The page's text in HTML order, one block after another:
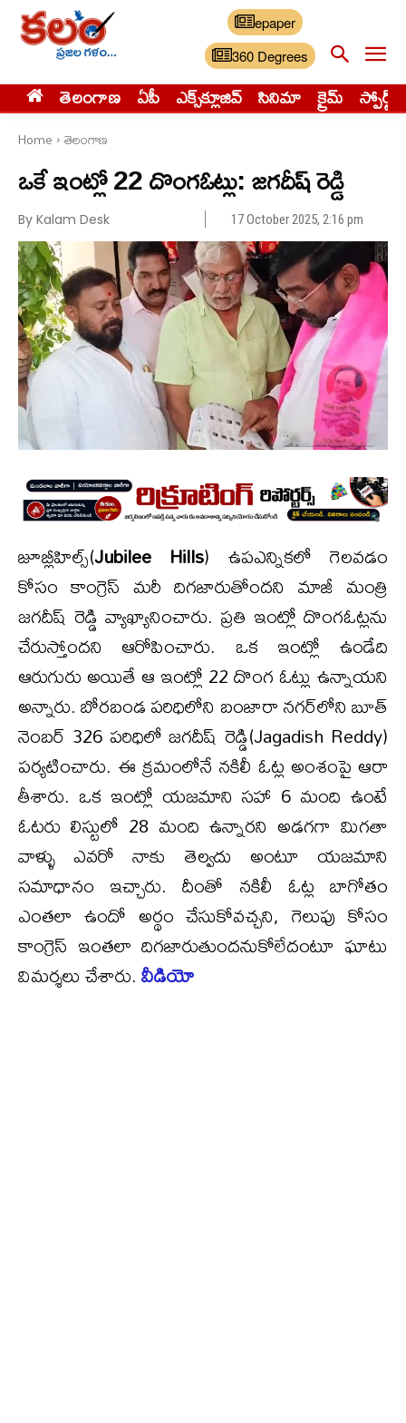
epaper
360 Degrees
తెలంగాణ ఏపీ ఎక్స్‌క్లూజివ్‌ సినిమా క్రైమ్ స్పోర్ట్స్
Home తెలంగాణ
ఒకే ఇంట్లో 22 దొంగఓట్లు: జగదీష్ రెడ్డి
By Kalam Desk 17 October 2025, 2:16 pm
జూబ్లీహిల్స్(Jubilee Hills) ఉపఎన్నికలో గెలవడం
కోసం కాంగ్రెస్ మరీ దిగజారుతోందని మాజీ మంత్రి
జగదీష్ రెడ్డి వ్యాఖ్యానించారు. ప్రతి ఇంట్లో దొంగఓట్లను
చేరుస్తోందని ఆరోపించారు. ఒక ఇంట్లో ఉండేది
ఆరుగురు అయితే ఆ ఇంట్లో 22 దొంగ ఓట్లు ఉన్నాయని
అన్నారు. బోరబండ పరిధిలోని బంజారా నగర్‌లోని బూత్
నెంబర్ 326 పరిధిలో జగదీష్ రెడ్డి(Jagadish Reddy)
పర్యటించారు. ఈ క్రమంలోనే నకిలీ ఓట్ల అంశంపై ఆరా
తీశారు. ఒక ఇంట్లో యజమాని సహా 6 మంది ఉంటే
ఓటరు లిస్టులో 28 మంది ఉన్నారని అడగగా మిగతా
వాళ్ళు ఎవరో నాకు తెల్వదు అంటూ యజమాని
సమాధానం ఇచ్చారు. దీంతో నకిలీ ఓట్ల బాగోతం
ఎంతలా ఉందో అర్థం చేసుకోవచ్చని, గెలుపు కోసం
కాంగ్రెస్ ఇంతలా దిగజారుతుందనుకోలేదంటూ ఘాటు
విమర్శలు చేశారు.వీడియో